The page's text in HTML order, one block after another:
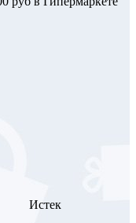
Истек